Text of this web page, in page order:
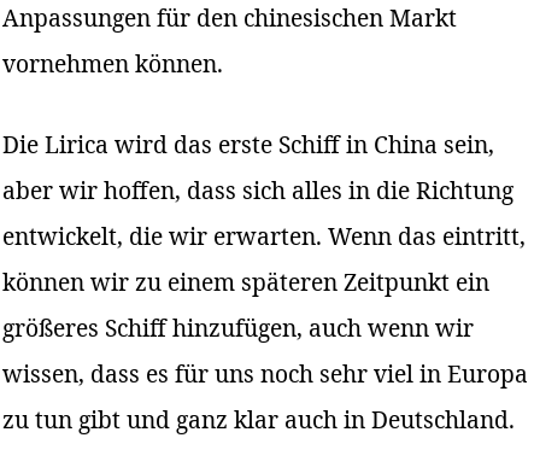
Anpassungen für den chinesischen Markt
vornehmen können.
Die Lirica wird das erste Schiff in China sein,
aber wir hoffen, dass sich alles in die Richtung
entwickelt, die wir erwarten. Wenn das eintritt,
können wir zu einem späteren Zeitpunkt ein
größeres Schiff hinzufügen, auch wenn wir
wissen, dass es für uns noch sehr viel in Europa
zu tun gibt und ganz klar auch in Deutschland.